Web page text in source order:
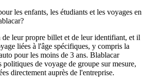
les enfants, les étudiants et les voyages en
de leur propre billet et de leur identifiant, et il
liées à l'âge spécifiques, y compris la
pour les moins de 3 ans. Blablacar
politiques de voyage de groupe sur mesure,
directement auprès de l'entreprise.